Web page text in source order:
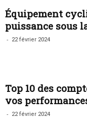
Équipement
puissance sous
- 22 février 2024
Top 10 des
vos
- 22 février 2024